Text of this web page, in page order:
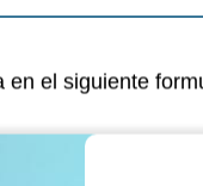
el siguiente